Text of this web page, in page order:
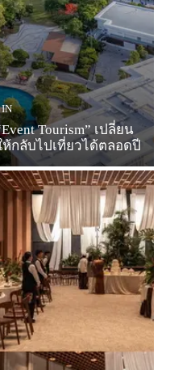
Tourism” เปลี่ยน
ห้กลับไปเที่ยวได้ตลอดปี